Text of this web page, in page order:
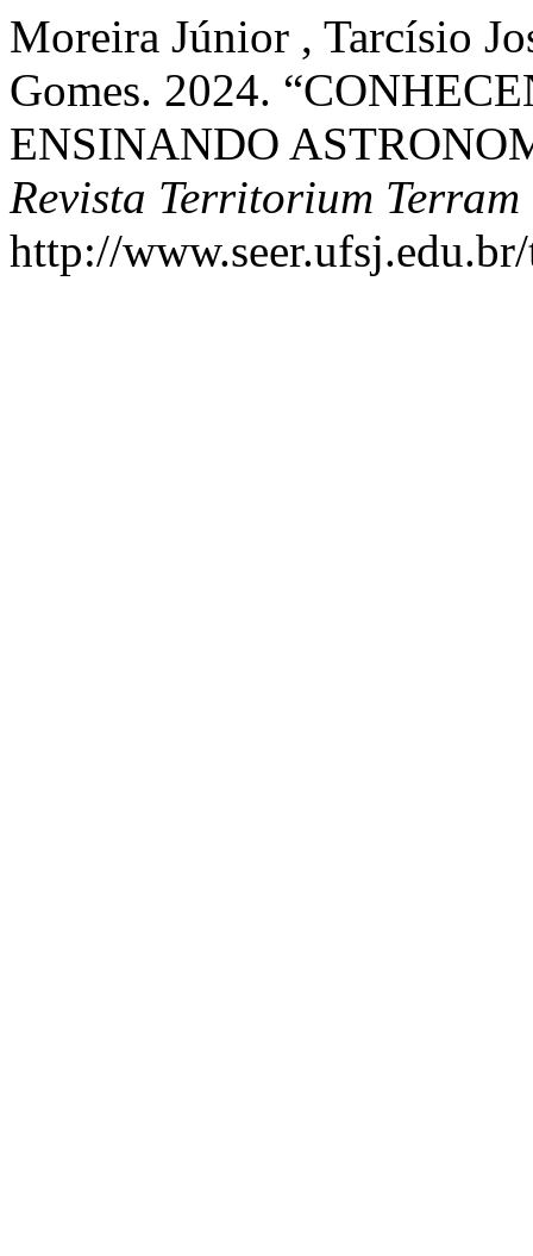
Moreira Júnior , Tarcísio
Gomes. 2024.
ENSINANDO
Revista Territorium Terram
http://